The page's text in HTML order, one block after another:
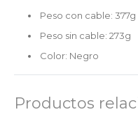
Peso con cable: 377g
Peso sin cable: 273g
Color: Negro
Productos